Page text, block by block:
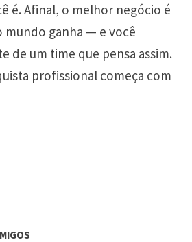
é. Afinal, o melhor negócio é
mundo ganha — e você
de um time que pensa assim.
profissional começa com